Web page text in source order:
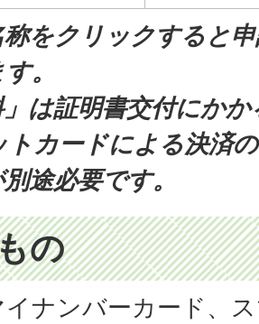
をクリックすると
。
は証明書交付にか
トカードによる決済
途必要です。
の
ナンバーカード、